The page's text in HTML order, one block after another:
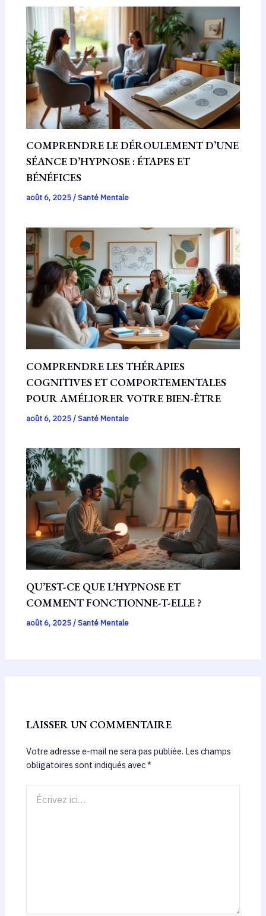
COMPRENDRE LE DÉROULEMENT D’UNE
SÉANCE D’HYPNOSE : ÉTAPES ET
BÉNÉFICES
août 6, 2025/Santé Mentale
COMPRENDRE LES THÉRAPIES
COGNITIVES ET COMPORTEMENTALES
POUR AMÉLIORER VOTRE BIEN-ÊTRE
août 6, 2025/Santé Mentale
QU’EST-CE QUE L’HYPNOSE ET
COMMENT FONCTIONNE-T-ELLE ?
août 6, 2025/Santé Mentale
LAISSER UN COMMENTAIRE
Votre adresse e-mail ne sera pas publiée. Les champs
obligatoires sont indiqués avec*
ici…